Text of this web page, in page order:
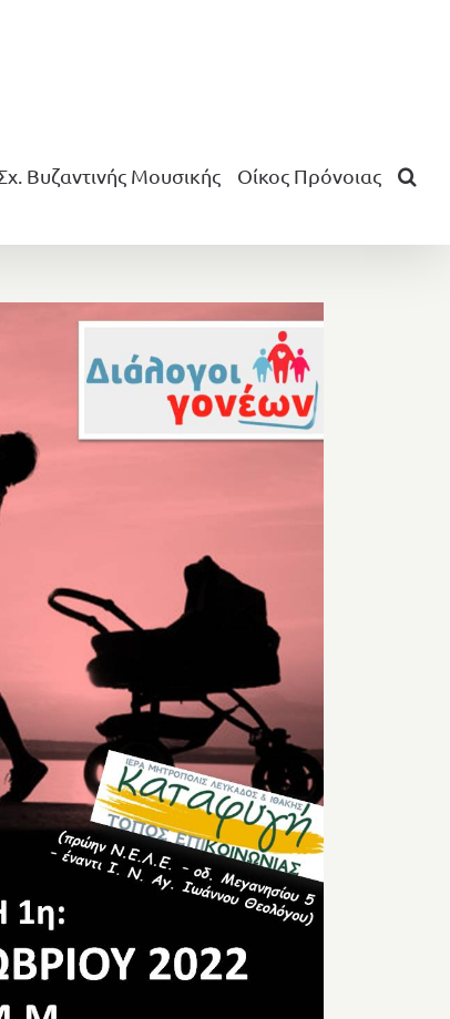
Βυζαντινής Μουσικής Οίκος Πρόνοιας